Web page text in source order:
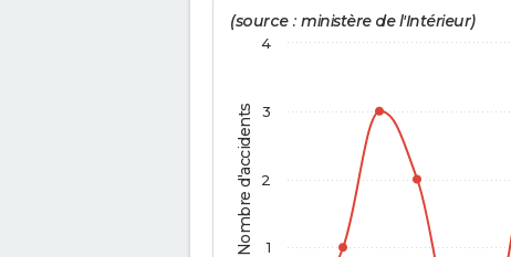
Nombre d'accidents
(source : ministère de l'Intérieur)
1
2
3
4